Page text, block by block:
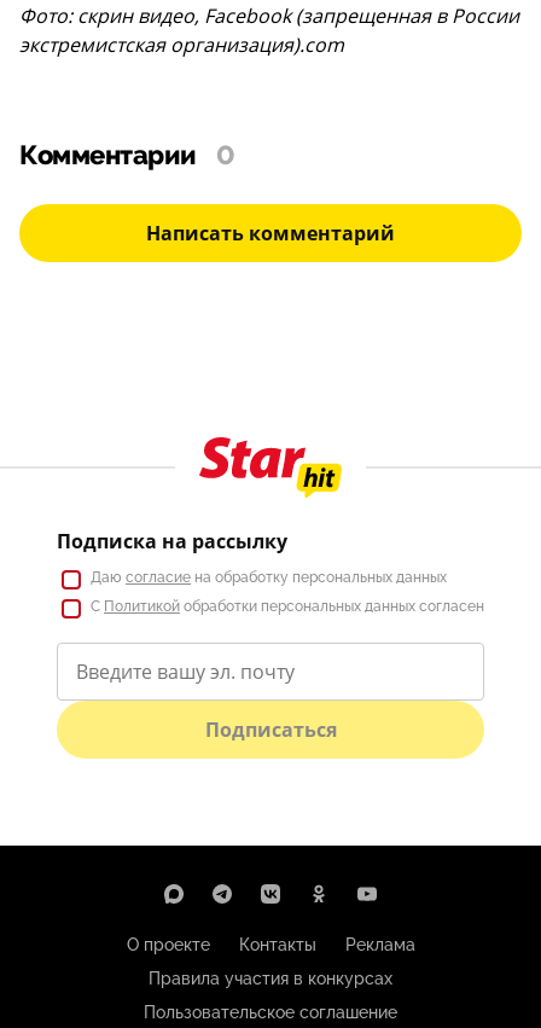
Фото: скрин видео, Facebook (запрещенная в России
экстремистская организация).com
Комментарии 0
Написать комментарий
Подписка на рассылку
Даю согласие на обработку персональных данных
С Политикой обработки персональных данных согласен
Подписаться
О проекте Контакты
Реклама
Правила участия в конкурсах
Пользовательское соглашение